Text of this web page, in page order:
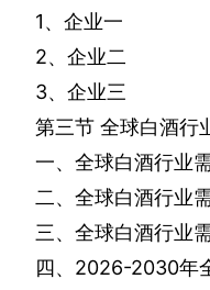
1、企业一
2、企业二
3、企业三
第三节 全球白酒行
一、全球白酒行业
二、全球白酒行业
三、全球白酒行业
四、 2026-2030年